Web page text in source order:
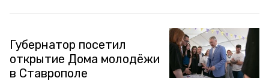
Губернатор посетил
открытие Дома молодёжи
в Ставрополе